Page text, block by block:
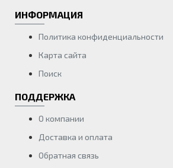
ИНФОРМАЦИЯ
Политика конфиденциальности
Карта сайта
Поиск
ПОДДЕРЖКА
О компании
Доставка и оплата
Обратная связь